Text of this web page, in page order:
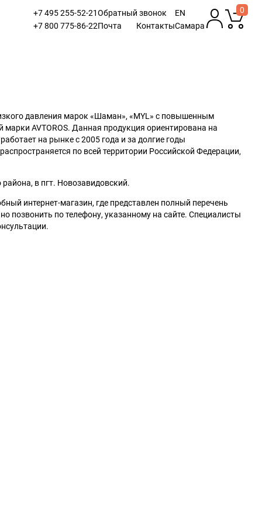
+7 495 255-52-21
+7 800 775-86-22
Обратный звонок
Почта
Контакты
EN
Самара
0
давления марок «Шаман», «MYL» с повышенным
AVTOROS. Данная продукция ориентирована на
на рынке с 2005 года и за долгие годы
по всей территории Российской Федерации,
в пгт. Новозавидовский.
интернет-магазин, где представлен полный перечень
позвонить по телефону, указанному на сайте. Специалисты